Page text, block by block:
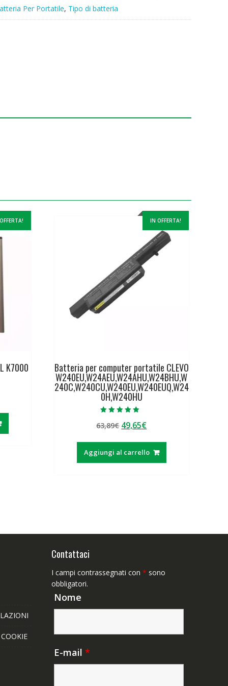
Per Portatile, Tipo di batteria
K7000
IN OFFERTA!
Batteria per computer portatile CLEVO
W240EU,W24AEU,W24AHU,W24BHU,W
240C,W240CU,W240EU,W240EUQ,W24
0H,W240HU
5.00
su 5
63,89€ Il
originale
era:
49,65€Il
attuale
è:
Aggiungi al carrello
Contattaci
I campi contrassegnati con * sono
obbligatori.
Nome
E-mail *